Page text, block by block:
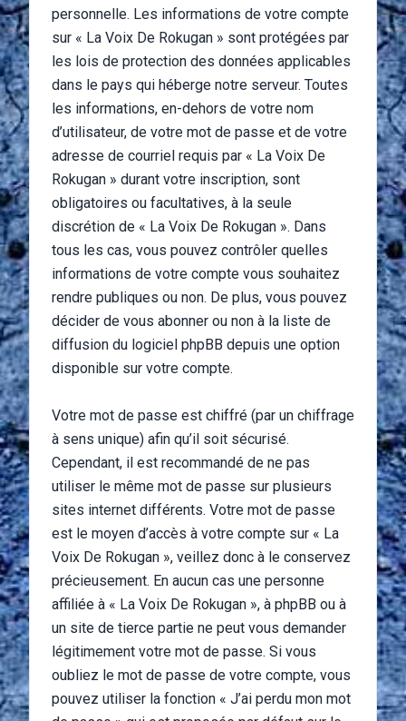
personnelle. Les informations de votre compte
sur « La Voix De Rokugan » sont protégées par
les lois de protection des données applicables
dans le pays qui héberge notre serveur. Toutes
les informations, en-dehors de votre nom
d’utilisateur, de votre mot de passe et de votre
adresse de courriel requis par « La Voix De
Rokugan » durant votre inscription, sont
obligatoires ou facultatives, à la seule
discrétion de « La Voix De Rokugan ». Dans
tous les cas, vous pouvez contrôler quelles
informations de votre compte vous souhaitez
rendre publiques ou non. De plus, vous pouvez
décider de vous abonner ou non à la liste de
diffusion du logiciel phpBB depuis une option
disponible sur votre compte.
Votre mot de passe est chiffré (par un chiffrage
à sens unique) afin qu’il soit sécurisé.
Cependant, il est recommandé de ne pas
utiliser le même mot de passe sur plusieurs
sites internet différents. Votre mot de passe
est le moyen d’accès à votre compte sur « La
Voix De Rokugan », veillez donc à le conservez
précieusement. En aucun cas une personne
affiliée à « La Voix De Rokugan », à phpBB ou à
un site de tierce partie ne peut vous demander
légitimement votre mot de passe. Si vous
oubliez le mot de passe de votre compte, vous
pouvez utiliser la fonction « J’ai perdu mon mot